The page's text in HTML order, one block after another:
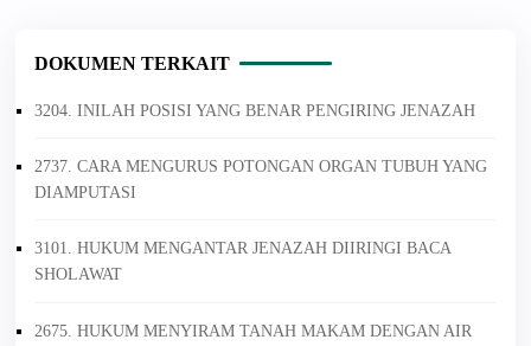
DOKUMEN TERKAIT
3204. INILAH POSISI YANG BENAR PENGIRING JENAZAH
2737. CARA MENGURUS POTONGAN ORGAN TUBUH YANG
DIAMPUTASI
3101. HUKUM MENGANTAR JENAZAH DIIRINGI BACA
SHOLAWAT
2675. HUKUM MENYIRAM TANAH MAKAM DENGAN AIR